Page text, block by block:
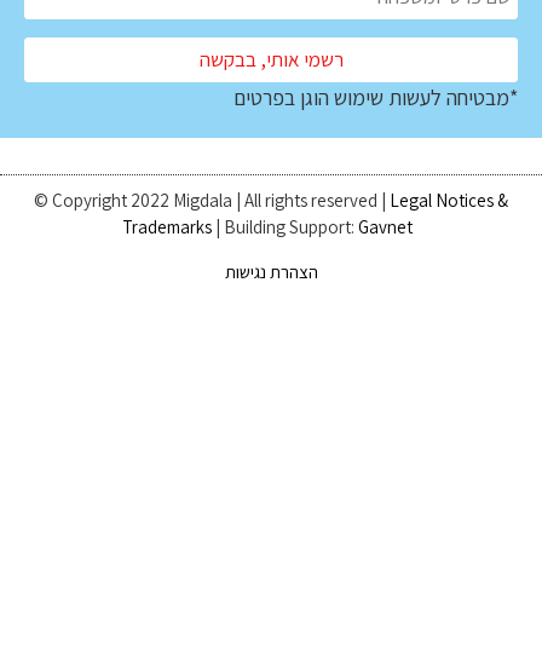
*מבטיחה לעשות שימוש הוגן בפרטים
© Copyright 2022 Migdala | All rights reserved | Legal Notices &
Trademarks | Building Support: Gavnet
הצהרת נגישות